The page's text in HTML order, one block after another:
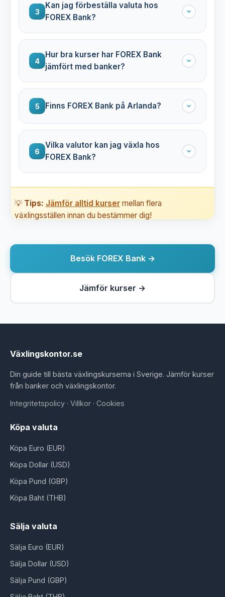
3
Kan jag förbeställa valuta hos
FOREX Bank?
4
Hur bra kurser har FOREX Bank
jämfört med banker?
5 Finns FOREX Bank på Arlanda?
6
Vilka valutor kan jag växla hos
FOREX Bank?
💡 Tips: Jämför alltid kurser mellan flera
växlingsställen innan du bestämmer dig!
Besök FOREX Bank →
Jämför kurser →
Växlingskontor.se
Din guide till bästa växlingskurserna i Sverige. Jämför kurser
från banker och växlingskontor.
Integritetspolicy · Villkor · Cookies
Köpa valuta
Köpa Euro (EUR)
Köpa Dollar (USD)
Köpa Pund (GBP)
Köpa Baht (THB)
Sälja valuta
Sälja Euro (EUR)
Sälja Dollar (USD)
Sälja Pund (GBP)